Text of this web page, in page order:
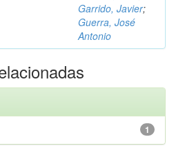
Garrido, Javier;
Guerra, José
Antonio
1